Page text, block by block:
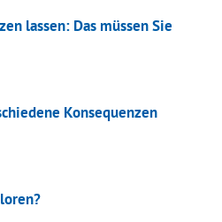
lassen: Das müssen Sie
Konsequenzen